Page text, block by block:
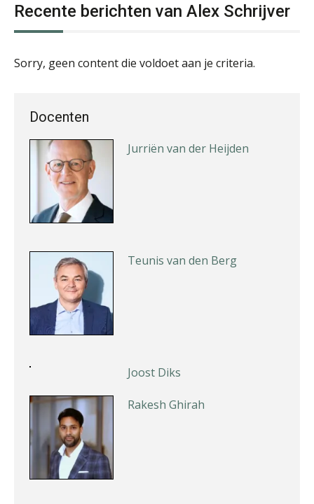
Recente berichten van Alex Schrijver
Sorry, geen content die voldoet aan je criteria.
Docenten
Jurriën van der Heijden
Teunis van den Berg
Joost Diks
Rakesh Ghirah